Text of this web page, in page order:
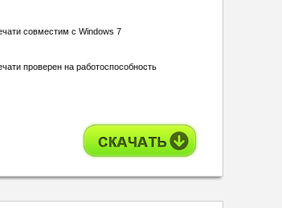
совместим с Windows 7
проверен на работоспособность